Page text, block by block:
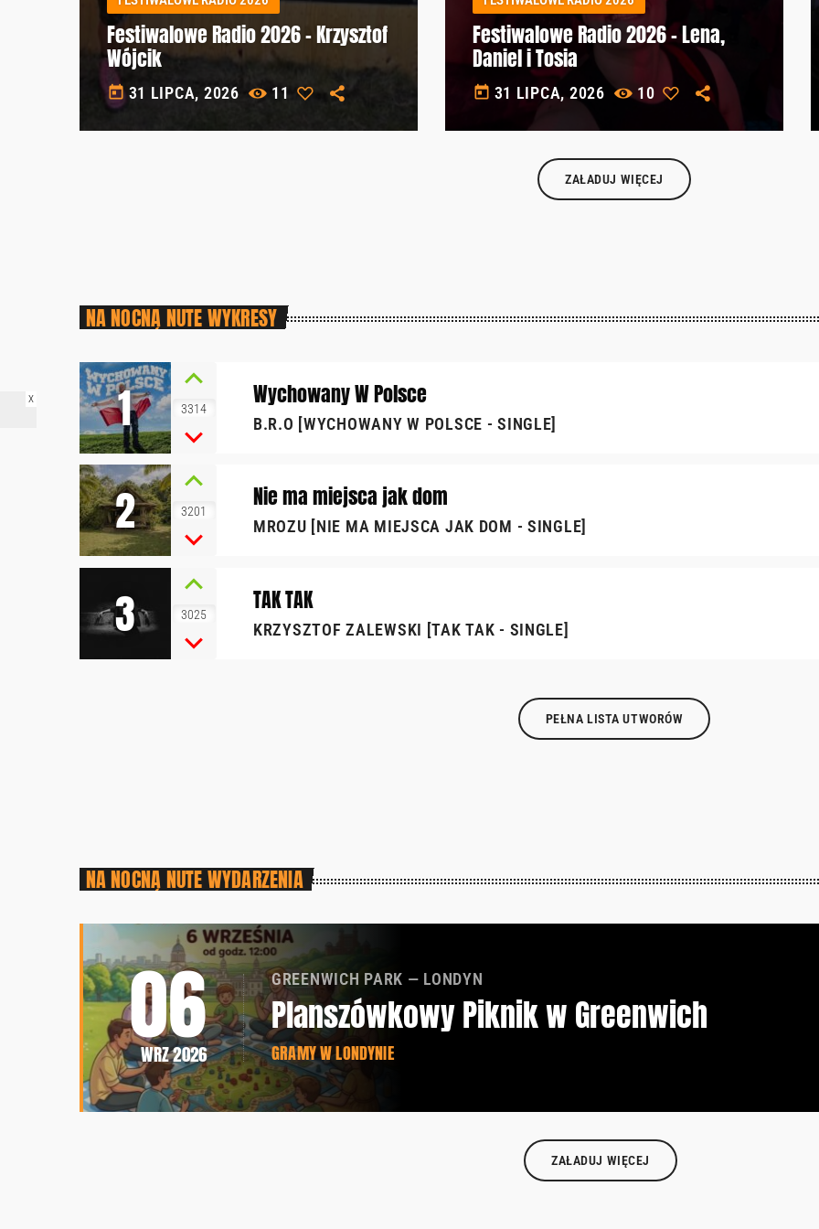
Festiwalowe Radio 2026 – Krzysztof
Wójcik
today 31 LIPCA, 2026 11
Festiwalowe Radio 2026 – Lena,
Daniel i Tosia
today 31 LIPCA, 2026 10
ZAŁADUJ WIĘCEJ
NA NOCNĄ NUTE WYKRESY
1 3314 Wychowany W Polsce
B.R.O [WYCHOWANY W POLSCE - SINGLE]
2 3201 Nie ma miejsca jak dom
MROZU [NIE MA MIEJSCA JAK DOM - SINGLE]
3 3025 TAK TAK
KRZYSZTOF ZALEWSKI [TAK TAK - SINGLE]
PEŁNA LISTA UTWORÓW
NA NOCNĄ NUTE WYDARZENIA
06
WRZ 2026
GREENWICH PARK — LONDYN
Planszówkowy Piknik w Greenwich
GRAMY W LONDYNIE
ZAŁADUJ WIĘCEJ
X